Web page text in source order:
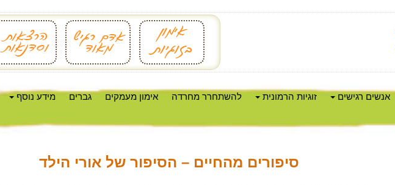
אנשים רגישים זוגיות הרמונית להשתחרר מחרדה אימון מעמקים גברים מידע נוסף
סיפורים מהחיים – הסיפור של אורי הילד